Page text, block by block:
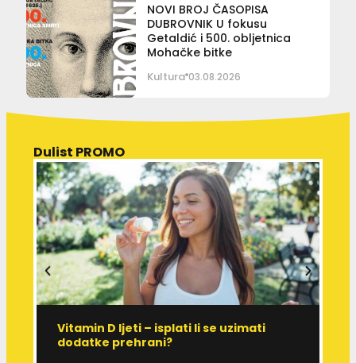
NOVI BROJ ČASOPISA
DUBROVNIK U fokusu
Getaldić i 500. obljetnica
Mohačke bitke
Kultura 03.08.2026
Dulist PROMO
Vitamin D ljeti – isplati li se uzimati
dodatke prehrani?